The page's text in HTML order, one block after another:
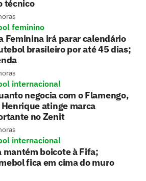
técnico
feminino
Feminina irá parar calendário
brasileiro por até 45 dias;
internacional
negocia com o Flamengo,
atinge marca
no Zenit
internacional
mantém boicote à Fifa;
fica em cima do muro